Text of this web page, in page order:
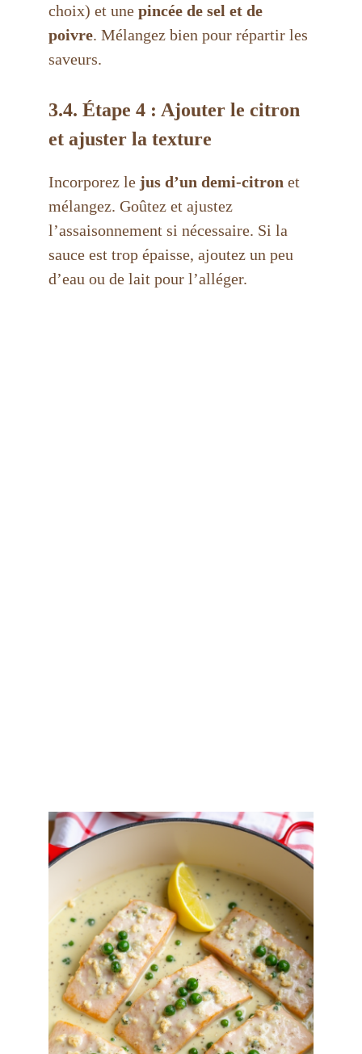
choix) et une pincée de sel et de
poivre. Mélangez bien pour répartir les
saveurs.
3.4. Étape 4 : Ajouter le citron
et ajuster la texture
Incorporez le jus d’un demi-citron et
mélangez. Goûtez et ajustez
l’assaisonnement si nécessaire. Si la
sauce est trop épaisse, ajoutez un peu
d’eau ou de lait pour l’alléger.